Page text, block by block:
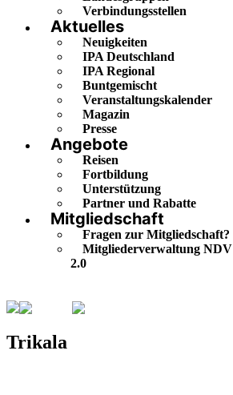
Verbindungsstellen
Aktuelles
Neuigkeiten
IPA Deutschland
IPA Regional
Buntgemischt
Veranstaltungskalender
Magazin
Presse
Angebote
Reisen
Fortbildung
Unterstützung
Partner und Rabatte
Mitgliedschaft
Fragen zur Mitgliedschaft?
Mitgliederverwaltung NDV
2.0
Trikala